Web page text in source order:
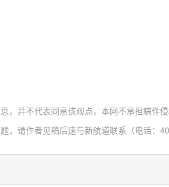
，并不代表同意该观点，本网不承担稿件侵
，请作者见稿后速与新航道联系（电话：